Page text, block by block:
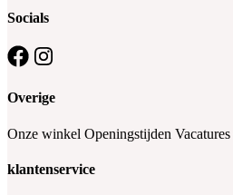
Socials
Overige
Onze winkel Openingstijden Vacatures
klantenservice